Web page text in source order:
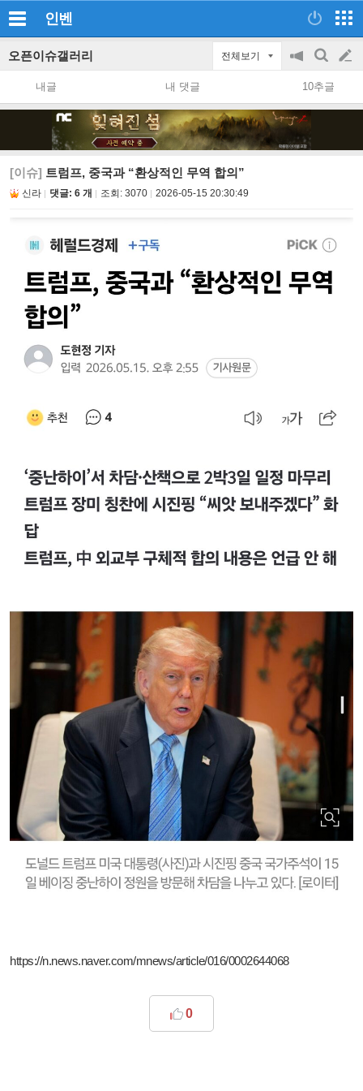
인벤
오픈이슈갤러리 전체보기
공
지
on/off
검
색
글
쓰
내글 내 댓글 10추글
[이슈] 트럼프, 중국과 “환상적인 무역 합의”
신라 댓글: 6 개 조회: 3070 2026-05-15 20:30:49
https://n.news.naver.com/mnews/article/016/0002644068
0